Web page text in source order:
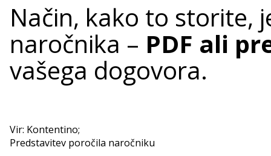
Način, kako to storite,
naročnika – PDF ali
vašega dogovora.
Vir: Kontentino;
Predstavitev poročila naročniku